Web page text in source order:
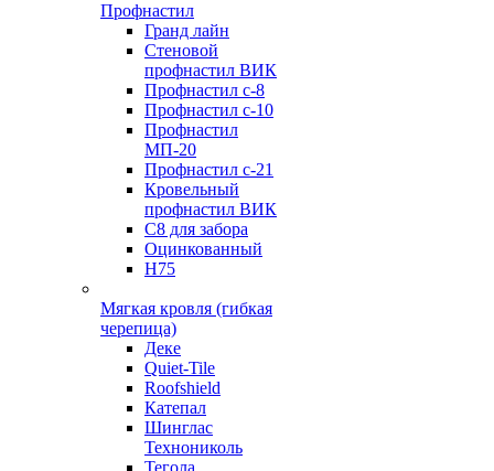
Профнастил
Гранд лайн
Стеновой
профнастил ВИК
Профнастил с-8
Профнастил с-10
Профнастил
МП-20
Профнастил с-21
Кровельный
профнастил ВИК
С8 для забора
Оцинкованный
Н75
Мягкая кровля (гибкая
черепица)
Деке
Quiet-Tile
Roofshield
Катепал
Шинглас
Технониколь
Тегола